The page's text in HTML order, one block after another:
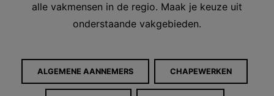
alle vakmensen in de regio. Maak je keuze uit
onderstaande vakgebieden.
ALGEMENE AANNEMERS CHAPEWERKEN